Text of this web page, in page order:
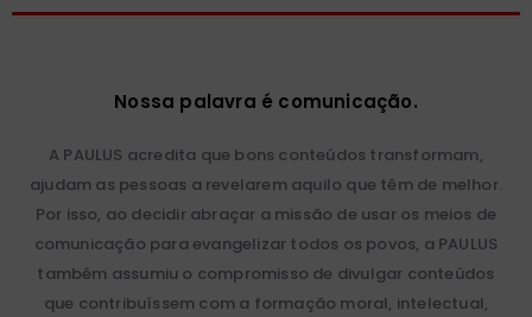
Nossa palavra é comunicação.
A PAULUS acredita que bons conteúdos transformam,
ajudam as pessoas a revelarem aquilo que têm de melhor.
Por isso, ao decidir abraçar a missão de usar os meios de
comunicação para evangelizar todos os povos, a PAULUS
também assumiu o compromisso de divulgar conteúdos
que contribuíssem com a formação moral, intelectual,